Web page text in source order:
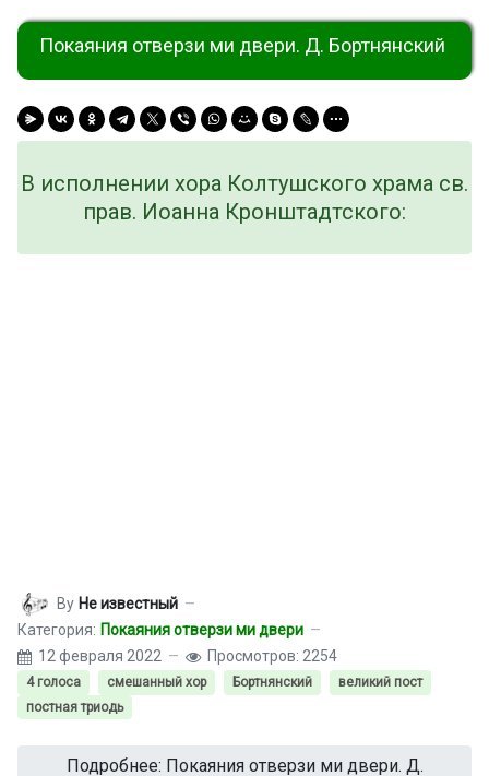
Покаяния отверзи ми двери. Д. Бортнянский
В исполнении хора Колтушского храма св.
прав. Иоанна Кронштадтского:
By Не известный
Категория: Покаяния отверзи ми двери
12 февраля 2022
Просмотров: 2254
4 голоса смешанный хор Бортнянский
великий пост
постная триодь
Подробнее: Покаяния отверзи ми двери. Д.